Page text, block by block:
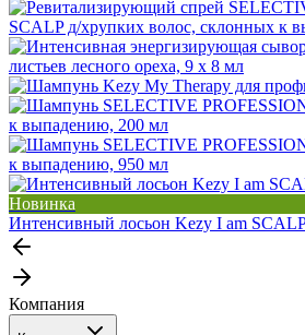
SCALP д/хрупких волос, склонных к
листьев лесного ореха, 9 х 8 мл
к выпадению, 200 мл
к выпадению, 950 мл
Новинка
Интенсивный лосьон Kezy I am
Компания